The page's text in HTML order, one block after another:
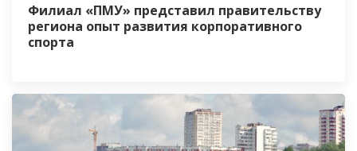
Филиал «ПМУ» представил правительству
региона опыт развития корпоративного
спорта